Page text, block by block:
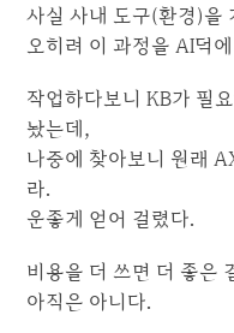
사실 사내 도구(환경)을
오히려 이 과정을 AI덕
작업하다보니 KB가 필
놨는데,
나중에 찾아보니 원래
라.
운좋게 얻어 걸렸다.
비용을 더 쓰면 더 좋은
아직은 아니다.